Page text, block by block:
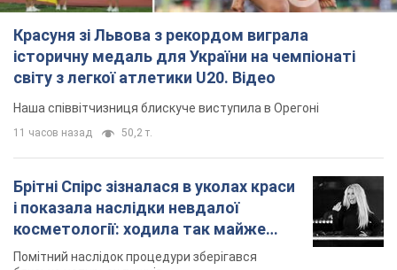
Брітні Спірс зізналася в уколах краси
і показала наслідки невдалої
косметології: ходила так майже
місяць
Помітний наслідок процедури зберігався
їсти: українська модель Христина
Пономар розповіла про страшний бік
модельної кар’єри
колеги